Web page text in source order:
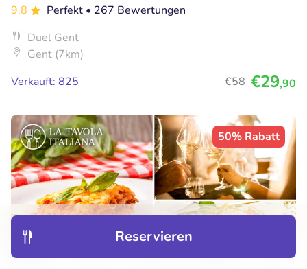
Entdecken
Reservieren
9.8
Perfekt • 267 Bewertungen
Duel Gent
Gent (7km)
Verkauft: 825
€58 €29,90
50% Rabatt